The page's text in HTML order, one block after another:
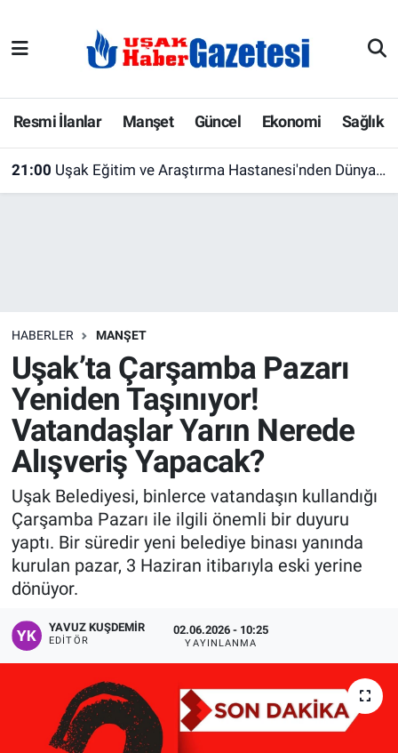
Resmi İlanlar Manşet Güncel Ekonomi Sağlık
21:00 Uşak Eğitim ve Araştırma Hastanesi'nden Dünya Emzirme Haftası'na Özel Farkındalık Etkinliği
HABERLER MANŞET
Uşak’ta Çarşamba Pazarı
Yeniden Taşınıyor!
Vatandaşlar Yarın Nerede
Alışveriş Yapacak?
Uşak Belediyesi, binlerce vatandaşın kullandığı
Çarşamba Pazarı ile ilgili önemli bir duyuru
yaptı. Bir süredir yeni belediye binası yanında
kurulan pazar, 3 Haziran itibarıyla eski yerine
dönüyor.
YAVUZ KUŞDEMIR
EDITÖR
02.06.2026 - 10:25
YAYINLANMA
E-Gazete
Ekonomi
Köşe Yazarları
Kültür Sanat
Manşet
Resmi İlanlar
Sağlık
Son Dakika
Uşak Hava Durumu
Uşak Trafik Yoğunluk Haritası